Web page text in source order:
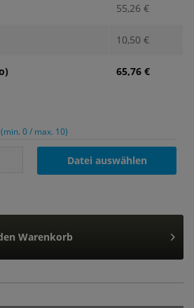
55,26 €
10,50 €
65,76 €
(min. 0 / max. 10)
Datei auswählen
Warenkorb